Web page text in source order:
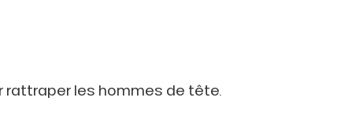
rattraper les hommes de tête.